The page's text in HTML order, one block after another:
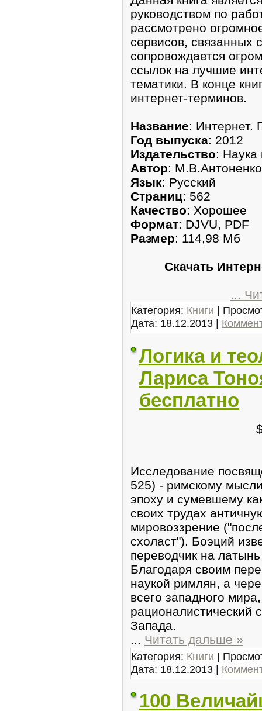
руководством по
рассмотрено
сервисов, связанных
сопровождается
ссылок на лучшие
тематики. В конце
интернет-терминов.
Название: Интернет.
Год выпуска: 2012
Издательство: Наука
Автор:
Язык: Русский
Страниц: 562
Качество: Хорошее
Формат: DJVU, PDF
Размер: 114,98 Мб
Скачать
...
Категория: Книги |
Дата: 18.12.2013 |
Логика и
Лариса
бесплатно
Исследование
525) - римскому
эпоху и сумевшему
своих трудах
мировоззрение
схоласт"). Боэций
переводчик на
Благодаря своим
наукой римлян, а
всего западного
рационалистический
Запада.
... Читать дальше »
Категория: Книги |
Дата: 18.12.2013 |
100